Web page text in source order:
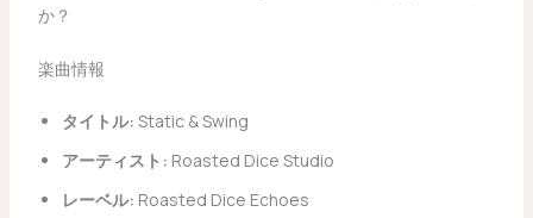
か？
楽曲情報
タイトル: Static & Swing
アーティスト: Roasted Dice Studio
レーベル: Roasted Dice Echoes